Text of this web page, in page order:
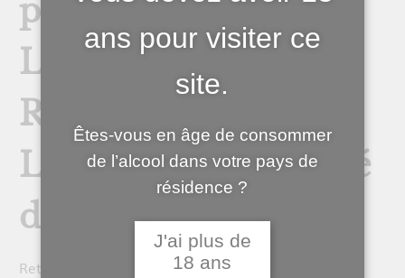
pour le Clos du
Lucquier ! Notre
Rouge Terrasses du
Larzac 2016 médaillé
d'Or
Retrouvez ici les posts de la catégorie
ans pour visiter ce
site.
Êtes-vous en âge de consommer
de l’alcool dans votre pays de
résidence ?
J'ai plus de
18 ans